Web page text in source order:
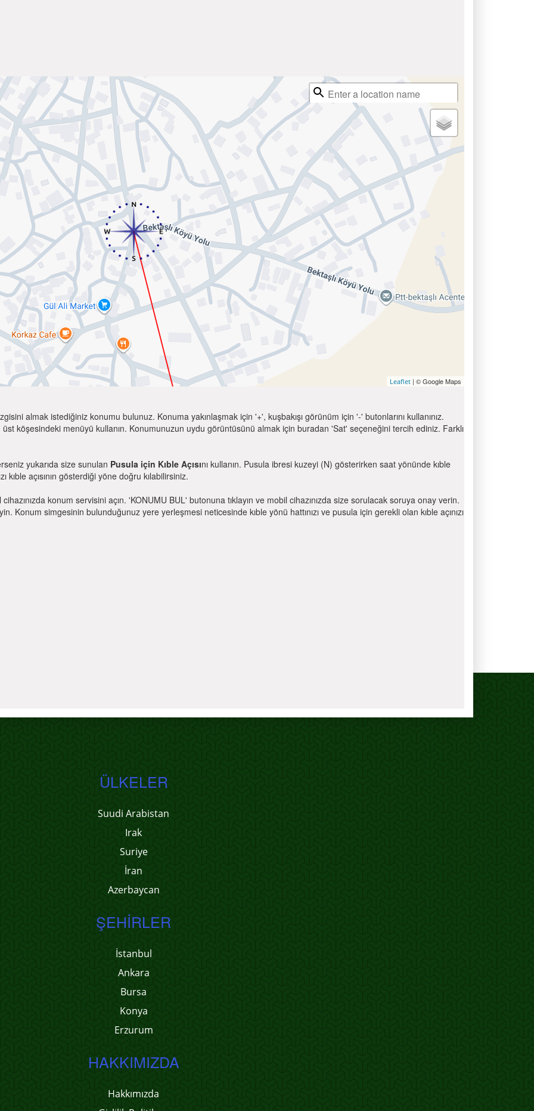
Leaflet | © Google Maps
almak istediğiniz konumu bulunuz. Konuma yakınlaşmak için '+', kuşbakışı görünüm için '-' butonlarını kullanınız.
köşesindeki menüyü kullanın. Konumunuzun uydu görüntüsünü almak için buradan 'Sat' seçeneğini tercih ediniz. Farklı
yukarıda size sunulan Pusula için Kıble Açısını kullanın. Pusula ibresi kuzeyi (N) gösterirken saat yönünde kıble
kıble açısının gösterdiği yöne doğru kılabilirsiniz.
konum servisini açın. 'KONUMU BUL' butonuna tıklayın ve mobil cihazınızda size sorulacak soruya onay verin.
Konum simgesinin bulunduğunuz yere yerleşmesi neticesinde kıble yönü hattınızı ve pusula için gerekli olan kıble açınızı
ÜLKELER
Suudi Arabistan
Irak
Suriye
İran
Azerbaycan
ŞEHIRLER
İstanbul
Ankara
Bursa
Konya
Erzurum
HAKKIMIZDA
Hakkımızda